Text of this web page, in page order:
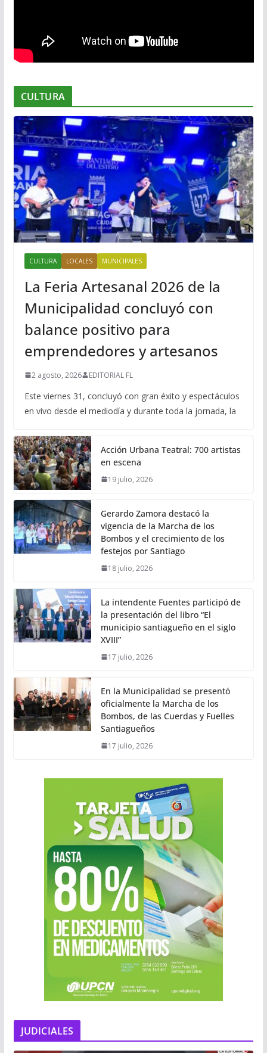
CULTURA
CULTURA LOCALES MUNICIPALES
La Feria Artesanal 2026 de la
Municipalidad concluyó con
balance positivo para
emprendedores y artesanos
2 agosto, 2026 EDITORIAL FL
Este viernes 31, concluyó con gran éxito y espectáculos
en vivo desde el mediodía y durante toda la jornada, la
Acción Urbana Teatral: 700 artistas
en escena
19 julio, 2026
Gerardo Zamora destacó la
vigencia de la Marcha de los
Bombos y el crecimiento de los
festejos por Santiago
18 julio, 2026
La intendente Fuentes participó de
la presentación del libro “El
municipio santiagueño en el siglo
XVIII”
17 julio, 2026
En la Municipalidad se presentó
oficialmente la Marcha de los
Bombos, de las Cuerdas y Fuelles
Santiagueños
17 julio, 2026
JUDICIALES